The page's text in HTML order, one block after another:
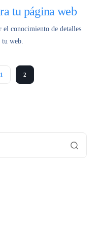
tu página web
el conocimiento de detalles
tu web.
1 2